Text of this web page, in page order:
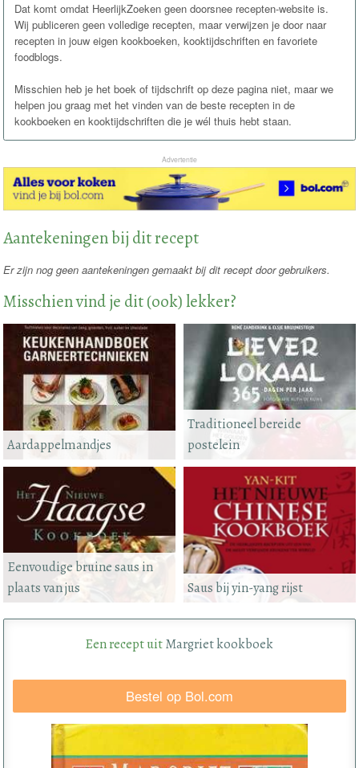
Dat komt omdat HeerlijkZoeken geen doorsnee recepten-website is.
Wij publiceren geen volledige recepten, maar verwijzen je door naar
recepten in jouw eigen kookboeken, kooktijdschriften en favoriete
foodblogs.
Misschien heb je het boek of tijdschrift op deze pagina niet, maar we
helpen jou graag met het vinden van de beste recepten in de
kookboeken en kooktijdschriften die je wél thuis hebt staan.
Advertentie
Aantekeningen bij dit recept
Er zijn nog geen aantekeningen gemaakt bij dit recept door gebruikers.
Misschien vind je dit (ook) lekker?
Traditioneel bereide
postelein
Aardappelmandjes
Saus bij yin-yang rijst
Eenvoudige bruine saus in
plaats van jus
Een recept uitMargriet kookboek
Bestel op Bol.com